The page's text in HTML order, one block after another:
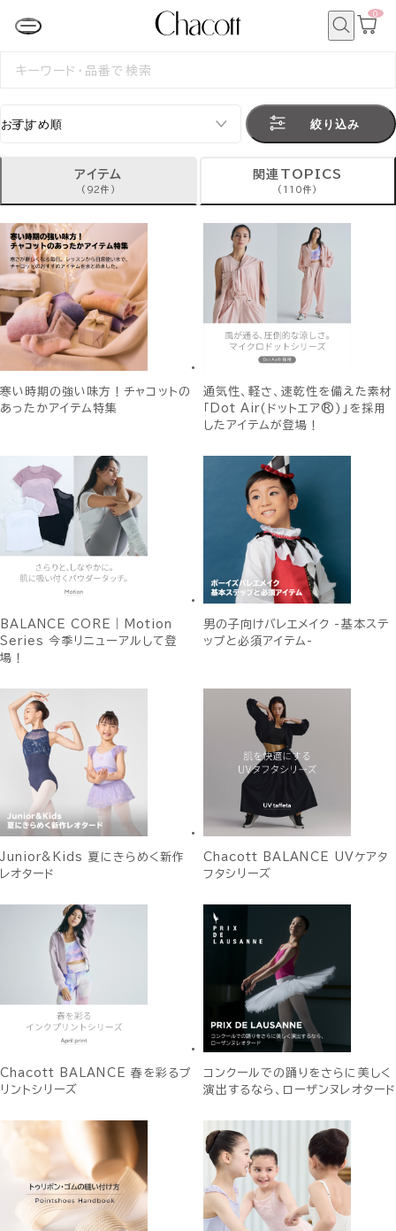
カ
0
検
絞り込み
アイテム
(92件)
関連TOPICS
(110件)
寒い時期の強い味方！チャコットの
あったかアイテム特集
通気性、軽さ、速乾性を備えた素材
「Dot Air(ドットエア®)」を採用
したアイテムが登場！
BALANCE CORE｜Motion
Series 今季リニューアルして登
場！
男の子向けバレエメイク -基本ステ
ップと必須アイテム-
Junior&Kids 夏にきらめく新作
レオタード
Chacott BALANCE UVケアタ
フタシリーズ
Chacott BALANCE 春を彩るプ
リントシリーズ
コンクールでの踊りをさらに美しく
演出するなら、ローザンヌレオタード